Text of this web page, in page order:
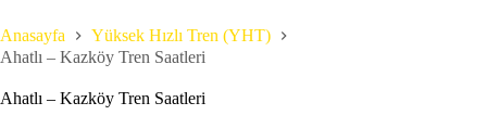
Anasayfa
Yüksek Hızlı Tren (YHT)
Ahatlı – Kazköy Tren Saatleri
Ahatlı – Kazköy Tren Saatleri